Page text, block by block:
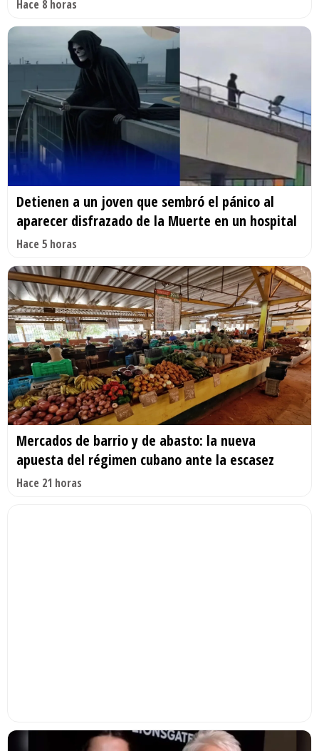
Hace 8 horas
Detienen a un joven que sembró el pánico al
aparecer disfrazado de la Muerte en un hospital
Hace 5 horas
Mercados de barrio y de abasto: la nueva
apuesta del régimen cubano ante la escasez
Hace 21 horas